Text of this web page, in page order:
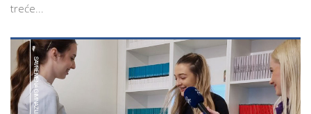
treće...